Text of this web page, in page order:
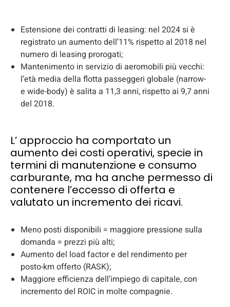
Estensione dei contratti di leasing: nel 2024 si è
registrato un aumento dell’11% rispetto al 2018 nel
numero di leasing prorogati;
Mantenimento in servizio di aeromobili più vecchi:
l’età media della flotta passeggeri globale (narrow-
e wide-body) è salita a 11,3 anni, rispetto ai 9,7 anni
del 2018.
L’ approccio ha comportato un
aumento dei costi operativi, specie in
termini di manutenzione e consumo
carburante, ma ha anche permesso di
contenere l’eccesso di offerta e
valutato un incremento dei ricavi.
Meno posti disponibili = maggiore pressione sulla
domanda = prezzi più alti;
Aumento del load factor e del rendimento per
posto-km offerto (RASK);
Maggiore efficienza dell’impiego di capitale, con
incremento del ROIC in molte compagnie.